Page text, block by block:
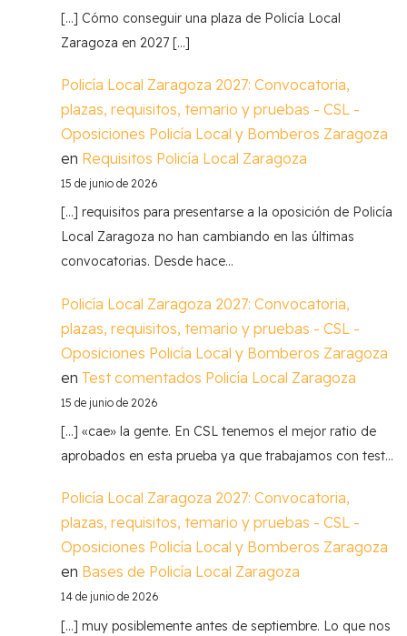
[…] Cómo conseguir una plaza de Policía Local
Zaragoza en 2027 […]
Policía Local Zaragoza 2027: Convocatoria,
plazas, requisitos, temario y pruebas - CSL -
Oposiciones Policía Local y Bomberos Zaragoza
en Requisitos Policía Local Zaragoza
15 de junio de 2026
[…] requisitos para presentarse a la oposición de Policía
Local Zaragoza no han cambiando en las últimas
convocatorias. Desde hace…
Policía Local Zaragoza 2027: Convocatoria,
plazas, requisitos, temario y pruebas - CSL -
Oposiciones Policía Local y Bomberos Zaragoza
en Test comentados Policía Local Zaragoza
15 de junio de 2026
[…] «cae» la gente. En CSL tenemos el mejor ratio de
aprobados en esta prueba ya que trabajamos con test…
Policía Local Zaragoza 2027: Convocatoria,
plazas, requisitos, temario y pruebas - CSL -
Oposiciones Policía Local y Bomberos Zaragoza
en Bases de Policía Local Zaragoza
14 de junio de 2026
[…] muy posiblemente antes de septiembre. Lo que nos